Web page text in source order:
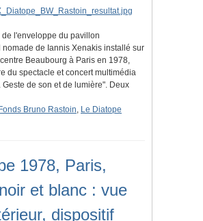
l'enveloppe du pavillon
nomade de Iannis Xenakis installé sur
Beaubourg à Paris en 1978,
du spectacle et concert multimédia
Geste de son et de lumière". Deux
Fonds Bruno Rastoin, Le Diatope
1978, Paris,
et blanc : vue
dispositif